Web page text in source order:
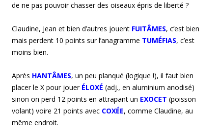
de ne pas pouvoir chasser des oiseaux épris de liberté ?
Claudine, Jean et bien d’autres jouent FUITÂMES, c’est bien
mais perdent 10 points sur l’anagramme TUMÉFIAS, c’est
moins bien.
Après HANTÂMES, un peu planqué (logique !), il faut bien
placer le X pour jouer ÉLOXÉ (adj., en aluminium anodisé)
sinon on perd 12 points en attrapant un EXOCET (poisson
volant) voire 21 points avec COXÉE, comme Claudine, au
même endroit.